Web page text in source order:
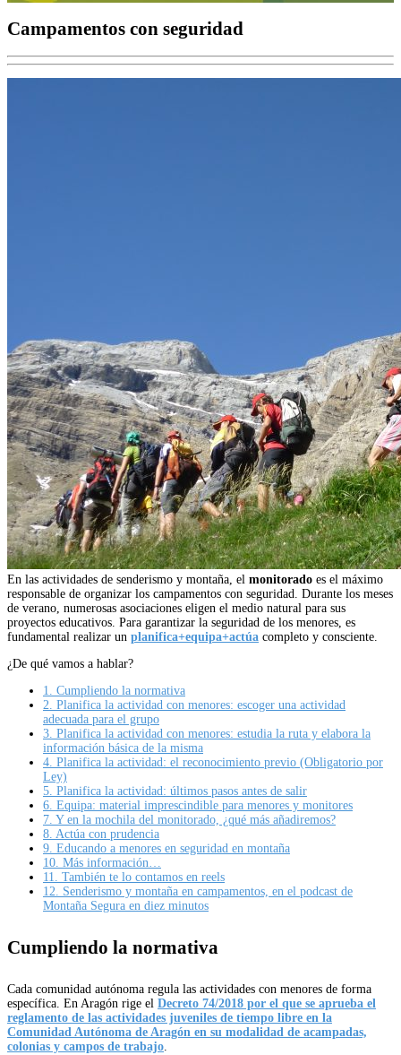
Campamentos con seguridad
En las actividades de senderismo y montaña, el monitorado es el máximo
responsable de organizar los campamentos con seguridad. Durante los meses
de verano, numerosas asociaciones eligen el medio natural para sus
proyectos educativos. Para garantizar la seguridad de los menores, es
fundamental realizar un planifica+equipa+actúa completo y consciente.
¿De qué vamos a hablar?
1. Cumpliendo la normativa
2. Planifica la actividad con menores: escoger una actividad
adecuada para el grupo
3. Planifica la actividad con menores: estudia la ruta y elabora la
información básica de la misma
4. Planifica la actividad: el reconocimiento previo (Obligatorio por
Ley)
5. Planifica la actividad: últimos pasos antes de salir
6. Equipa: material imprescindible para menores y monitores
7. Y en la mochila del monitorado, ¿qué más añadiremos?
8. Actúa con prudencia
9. Educando a menores en seguridad en montaña
10. Más información…
11. También te lo contamos en reels
12. Senderismo y montaña en campamentos, en el podcast de
Montaña Segura en diez minutos
Cumpliendo la normativa
Cada comunidad autónoma regula las actividades con menores de forma
específica. En Aragón rige el Decreto 74/2018 por el que se aprueba el
reglamento de las actividades juveniles de tiempo libre en la
Comunidad Autónoma de Aragón en su modalidad de acampadas,
colonias y campos de trabajo.